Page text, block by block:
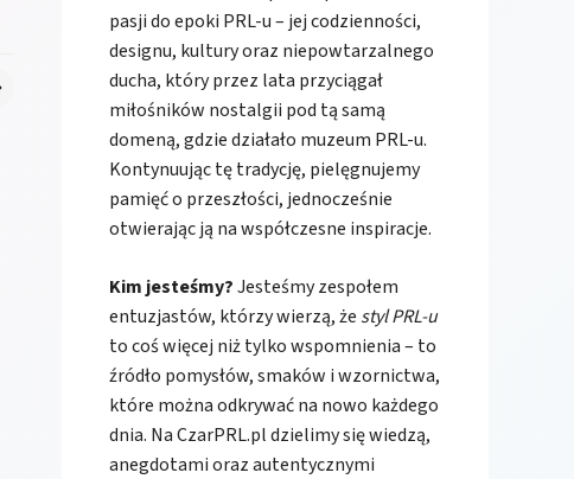
pasji do epoki PRL-u – jej codzienności,
designu, kultury oraz niepowtarzalnego
ducha, który przez lata przyciągał
miłośników nostalgii pod tą samą
domeną, gdzie działało muzeum PRL-u.
Kontynuując tę tradycję, pielęgnujemy
pamięć o przeszłości, jednocześnie
otwierając ją na współczesne inspiracje.
Kim jesteśmy?Jesteśmy zespołem
entuzjastów, którzy wierzą, że styl PRL-u
to coś więcej niż tylko wspomnienia – to
źródło pomysłów, smaków i wzornictwa,
które można odkrywać na nowo każdego
dnia. Na CzarPRL.pl dzielimy się wiedzą,
anegdotami oraz autentycznymi